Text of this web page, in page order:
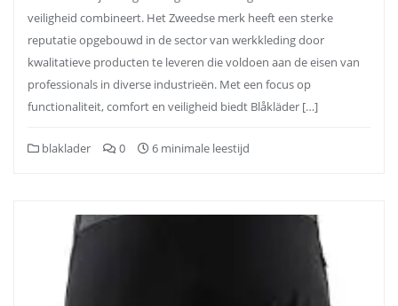
veiligheid combineert. Het Zweedse merk heeft een sterke
reputatie opgebouwd in de sector van werkkleding door
kwalitatieve producten te leveren die voldoen aan de eisen van
professionals in diverse industrieën. Met een focus op
functionaliteit, comfort en veiligheid biedt Blåkläder […]
blaklader 0 6 minimale leestijd